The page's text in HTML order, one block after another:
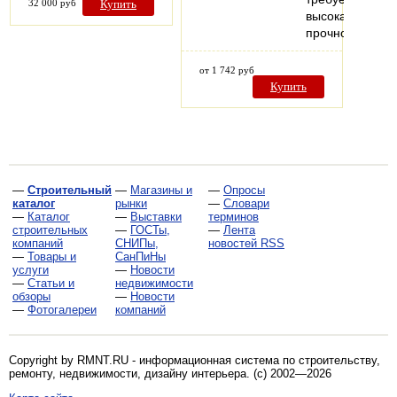
32 000 руб Купить
высокая
прочность…
от 1 742 руб
Купить
— Строительный
каталог
— Каталог
строительных
компаний
— Товары и
услуги
— Статьи и
обзоры
— Фотогалереи
— Магазины и
рынки
— Выставки
— ГОСТы,
СНИПы,
СанПиНы
— Новости
недвижимости
— Новости
компаний
— Опросы
— Словари
терминов
— Лента
новостей RSS
Copyright by RMNT.RU - информационная система по строительству,
ремонту, недвижимости, дизайну интерьера. (c) 2002—2026